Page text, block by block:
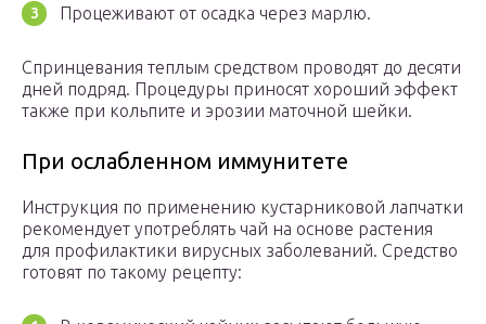
Процеживают от осадка через марлю.
Спринцевания теплым средством проводят до десяти
дней подряд. Процедуры приносят хороший эффект
также при кольпите и эрозии маточной шейки.
При ослабленном иммунитете
Инструкция по применению кустарниковой лапчатки
рекомендует употреблять чай на основе растения
для профилактики вирусных заболеваний. Средство
готовят по такому рецепту: